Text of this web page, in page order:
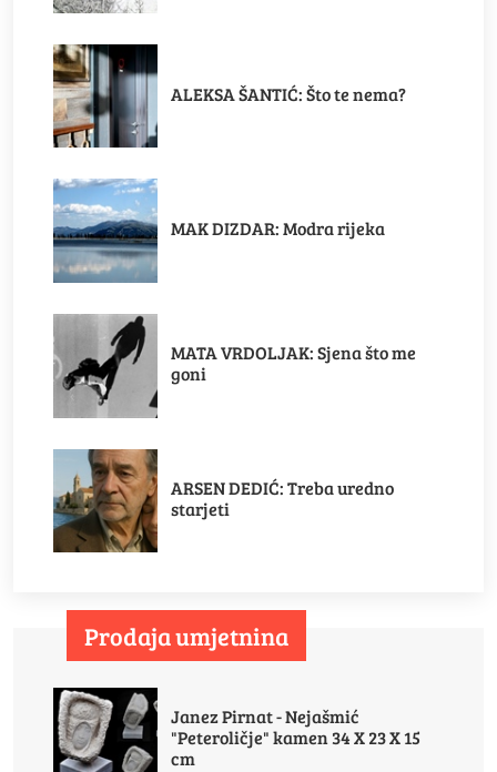
ALEKSA ŠANTIĆ: Što te nema?
MAK DIZDAR: Modra rijeka
MATA VRDOLJAK: Sjena što me
goni
ARSEN DEDIĆ: Treba uredno
starjeti
Prodaja umjetnina
Janez Pirnat - Nejašmić
"Peteroličje" kamen 34 X 23 X 15
cm